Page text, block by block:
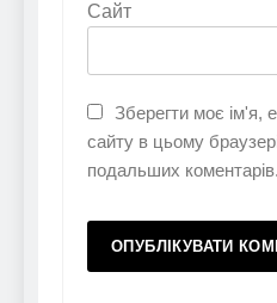
Сайт
Зберегти моє ім'я,
сайту в цьому
подальших коментарів.